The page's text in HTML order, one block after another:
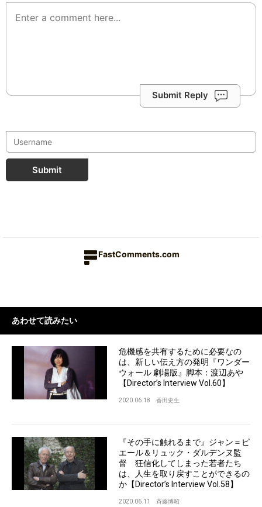
Submit Reply
Submit
FastComments.com
あわせて読みたい
危機感を共有するために必要なの
は、新しい伝え方の発明『ワンダー
ウォール 劇場版』脚本：渡辺あや
【Director’s Interview Vol.60】
2020.06.18 香田史生
『その手に触れるまで』ジャン＝ピ
エール＆リュック・ダルデンヌ監
督 狂信化してしまった若者たち
は、人生を取り戻すことができるの
か【Director’s Interview Vol.58】
2020.06.11 斉藤博昭